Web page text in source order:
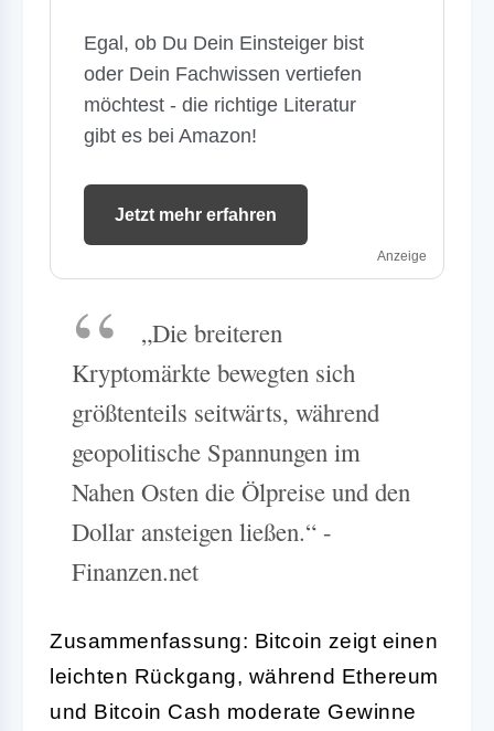
Egal, ob Du Dein Einsteiger bist
oder Dein Fachwissen vertiefen
möchtest - die richtige Literatur
gibt es bei Amazon!
Jetzt mehr erfahren
Anzeige
„Die breiteren
Kryptomärkte bewegten sich
größtenteils seitwärts, während
geopolitische Spannungen im
Nahen Osten die Ölpreise und den
Dollar ansteigen ließen.“ -
Finanzen.net
Zusammenfassung: Bitcoin zeigt einen
leichten Rückgang, während Ethereum
und Bitcoin Cash moderate Gewinne